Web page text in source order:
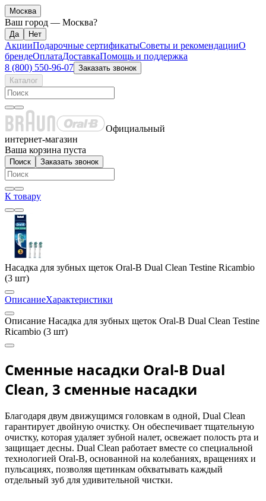
Москва
Ваш город — Москва?
АкцииПодарочные сертификатыСоветы и рекомендацииО
брендеОплатаДоставкаПомощь и поддержка
8 (800) 550-96-07 Заказать звонок
Каталог
Официальный
интернет-магазин
Ваша корзина пуста
Поиск Заказать звонок
К товару
Насадка для зубных щеток Oral-B Dual Clean Testine Ricambio
(3 шт)
ОписаниеХарактеристики
Описание Насадка для зубных щеток Oral-B Dual Clean Testine
Ricambio (3 шт)
Сменные насадки Oral-B Dual
Clean, 3 сменные насадки
Благодаря двум движущимся головкам в одной, Dual Clean
гарантирует двойную очистку. Он обеспечивает тщательную
очистку, которая удаляет зубной налет, освежает полость рта и
защищает десны. Dual Clean работает вместе со специальной
технологией Oral-B, основанной на колебаниях, вращениях и
пульсациях, позволяя щетинкам обхватывать каждый
отдельный зуб для удивительной чистки.